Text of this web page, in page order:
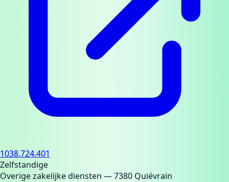
1038.724.401
Zelfstandige
Overige zakelijke diensten — 7380 Quiévrain